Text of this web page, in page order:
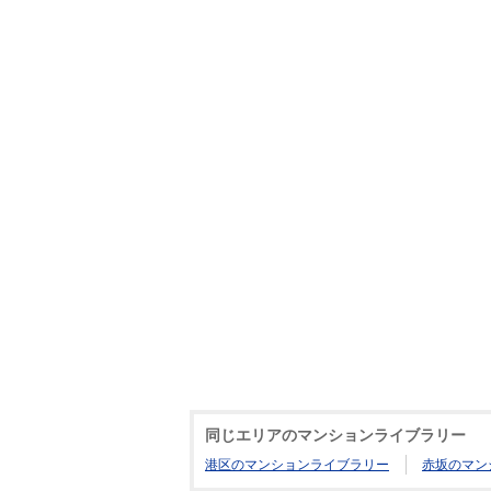
同じエリアのマンションライブラリー
港区のマンションライブラリー 赤坂のマン